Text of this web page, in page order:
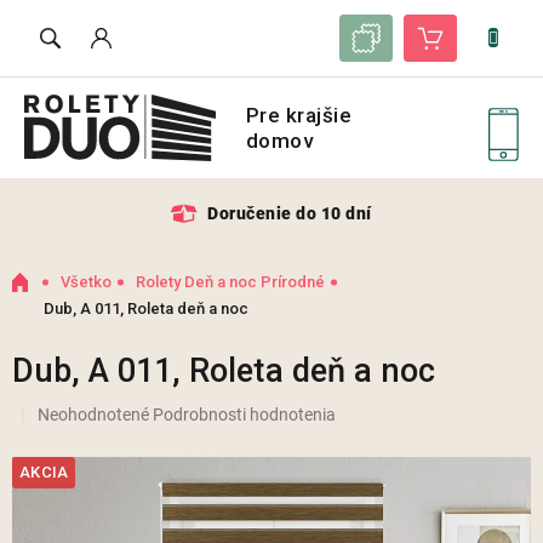
Zoznam vzoriek Nákupný košík
Doručenie do 10 dní
Domov
Všetko
Rolety Deň a noc Prírodné
Dub, A 011, Roleta deň a noc
Dub, A 011, Roleta deň a noc
AKCIA
Priemerné
produktu
je
Neohodnotené Podrobnosti hodnotenia